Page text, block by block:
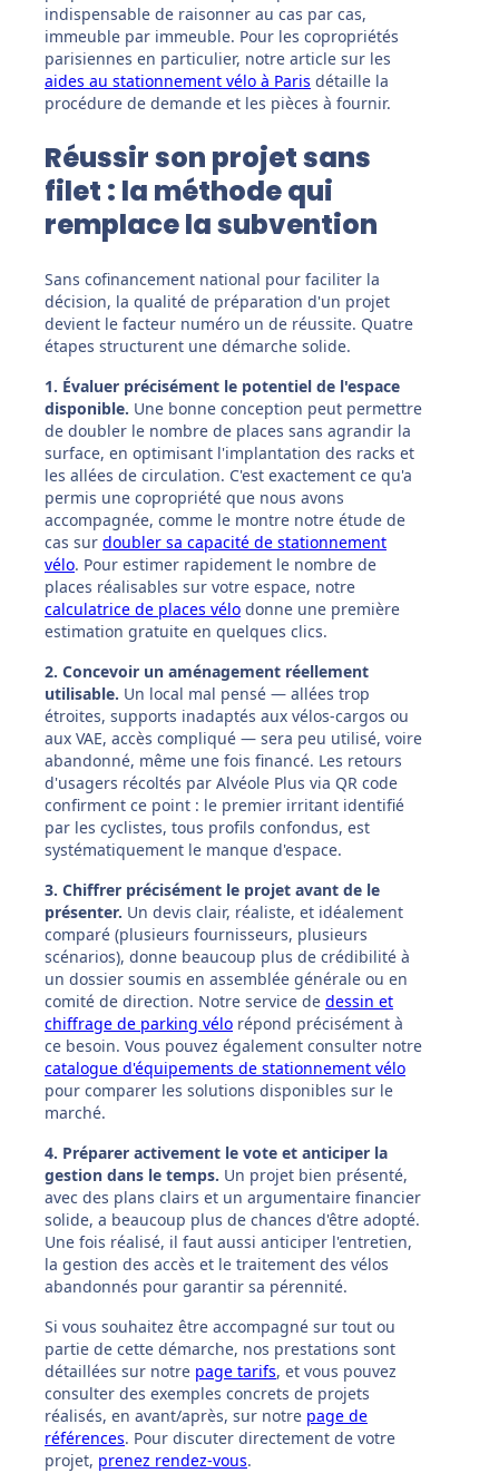
indispensable de raisonner au cas par cas,
immeuble par immeuble. Pour les copropriétés
parisiennes en particulier, notre article sur les
aides au stationnement vélo à Paris détaille la
procédure de demande et les pièces à fournir.
Réussir son projet sans
filet : la méthode qui
remplace la subvention
Sans cofinancement national pour faciliter la
décision, la qualité de préparation d'un projet
devient le facteur numéro un de réussite. Quatre
étapes structurent une démarche solide.
1. Évaluer précisément le potentiel de l'espace
disponible. Une bonne conception peut permettre
de doubler le nombre de places sans agrandir la
surface, en optimisant l'implantation des racks et
les allées de circulation. C'est exactement ce qu'a
permis une copropriété que nous avons
accompagnée, comme le montre notre étude de
cas sur doubler sa capacité de stationnement
vélo. Pour estimer rapidement le nombre de
places réalisables sur votre espace, notre
calculatrice de places vélo donne une première
estimation gratuite en quelques clics.
2. Concevoir un aménagement réellement
utilisable. Un local mal pensé — allées trop
étroites, supports inadaptés aux vélos-cargos ou
aux VAE, accès compliqué — sera peu utilisé, voire
abandonné, même une fois financé. Les retours
d'usagers récoltés par Alvéole Plus via QR code
confirment ce point : le premier irritant identifié
par les cyclistes, tous profils confondus, est
systématiquement le manque d'espace.
3. Chiffrer précisément le projet avant de le
présenter. Un devis clair, réaliste, et idéalement
comparé (plusieurs fournisseurs, plusieurs
scénarios), donne beaucoup plus de crédibilité à
un dossier soumis en assemblée générale ou en
comité de direction. Notre service de dessin et
chiffrage de parking vélo répond précisément à
ce besoin. Vous pouvez également consulter notre
catalogue d'équipements de stationnement vélo
pour comparer les solutions disponibles sur le
marché.
4. Préparer activement le vote et anticiper la
gestion dans le temps. Un projet bien présenté,
avec des plans clairs et un argumentaire financier
solide, a beaucoup plus de chances d'être adopté.
Une fois réalisé, il faut aussi anticiper l'entretien,
la gestion des accès et le traitement des vélos
abandonnés pour garantir sa pérennité.
Si vous souhaitez être accompagné sur tout ou
partie de cette démarche, nos prestations sont
détaillées sur notre page tarifs, et vous pouvez
consulter des exemples concrets de projets
réalisés, en avant/après, sur notre page de
références. Pour discuter directement de votre
projet, prenez rendez-vous.